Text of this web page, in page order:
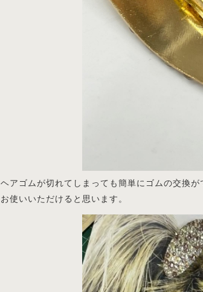
ヘアゴムが切れてしまっても簡単にゴムの交換が
お使いいただけると思います。